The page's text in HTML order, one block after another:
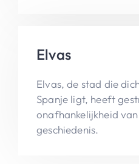
Elvas
Elvas, de stad die
Spanje ligt, heeft
onafhankelijkheid
geschiedenis.